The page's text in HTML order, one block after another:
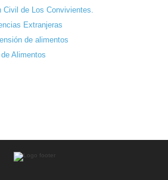
Civil de Los Convivientes.
Extranjeras
de alimentos
Alimentos